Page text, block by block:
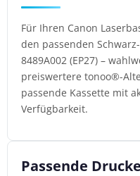
Für Ihren Canon
den passenden
8489A002 (EP27) –
preiswertere tonoo®-
passende Kassette mit
Verfügbarkeit.
Passende